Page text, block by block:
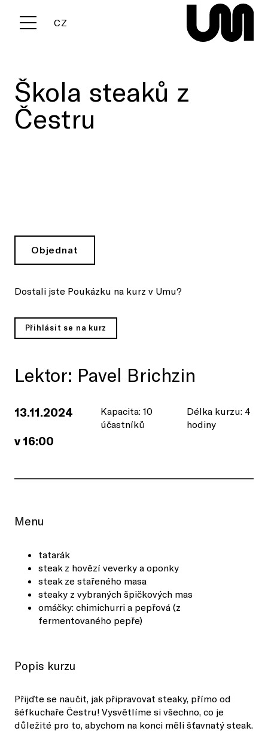
Menu CZ
Škola steaků z
Čestru
Objednat
Dostali jste Poukázku na kurz v Umu?
Přihlásit se na kurz
Lektor: Pavel Brichzin
13.11.2024
v 16:00
Kapacita: 10
účastníků
Délka kurzu: 4
hodiny
Menu
tatarák
steak z hovězí veverky a oponky
steak ze stařeného masa
steaky z vybraných špičkových mas
omáčky: chimichurri a pepřová (z
fermentovaného pepře)
Popis kurzu
Přijďte se naučit, jak připravovat steaky, přímo od
šéfkuchaře Čestru! Vysvětlíme si všechno, co je
důležité pro to, abychom na konci měli šťavnatý steak.